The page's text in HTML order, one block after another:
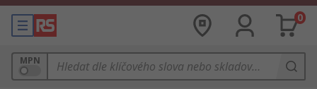
0
MPN